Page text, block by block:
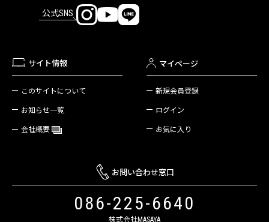
公式SNS
サイト情報
このサイトについて
お知らせ一覧
会社概要
マイページ
新規会員登録
ログイン
お気に入り
お問い合わせ窓口
086-225-6640
株式会社MASAYA